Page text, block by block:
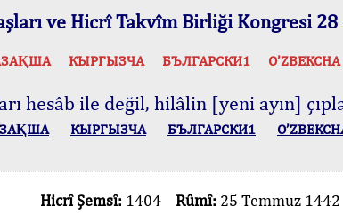
ve Hicrî Takvîm Birliği Kongresi 28
КЫPГЫЗЧA БЪЛГАРСКИ1 O’ZBEKCHA
hesâb ile değil, hilâlin [yeni ayın]
КЫPГЫЗЧA БЪЛГАРСКИ1
Hicrî Şemsî: 1404 Rûmî: 25 Temmuz